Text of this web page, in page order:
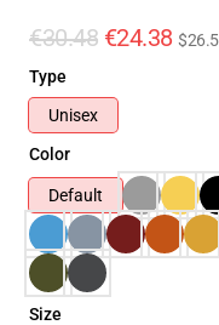
€30.48 €24.38
Type
Unisex
Color
Default
Size